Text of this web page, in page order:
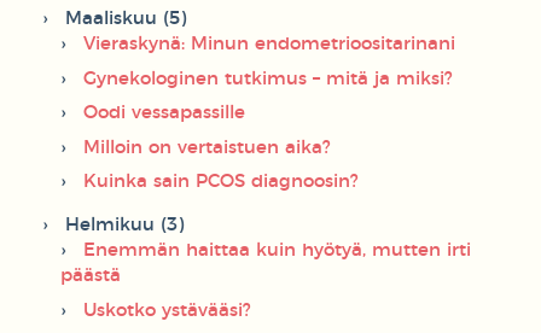
Maaliskuu (5)
Vieraskynä: Minun endometrioositarinani
Gynekologinen tutkimus – mitä ja miksi?
Oodi vessapassille
Milloin on vertaistuen aika?
Kuinka sain PCOS diagnoosin?
Helmikuu (3)
Enemmän haittaa kuin hyötyä, mutten irti
päästä
Uskotko ystävääsi?